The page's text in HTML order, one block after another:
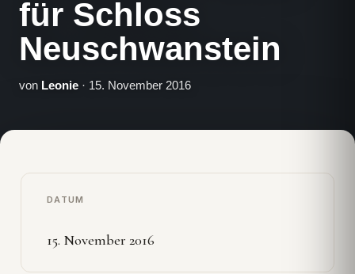
für Schloss
Neuschwanstein
von Leonie · 15. November 2016
DATUM
15. November 2016